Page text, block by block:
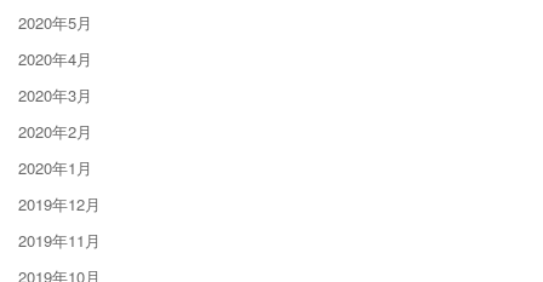
2020年5月
2020年4月
2020年3月
2020年2月
2020年1月
2019年12月
2019年11月
2019年10月